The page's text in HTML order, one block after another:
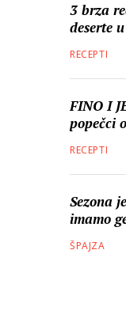
3 brza
deserte
RECEPTI
FINO I
popečci
RECEPTI
Sezona
imamo
ŠPAJZA